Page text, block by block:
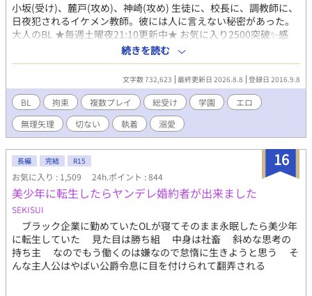
小坂(受け)、麓戸(攻め)、神崎(攻め) 生徒に、校長に、調教師に、
日夜犯されるイケメン教師。彼には人に言えない秘密があった。
大人のBL ★毎週土曜夜21:10更新中★ お気に入り2500突破✨感
謝。 連載9周年✨2016/9/8～ ・公開後も推敲しています。
★special thanks★ ◆ミヤセ様@3388se 表紙・挿絵（2021
年)◆ ◆枯無様 １頁漫画化(生徒編)(2021年)◆ ◆さやいんげん
様 現在プロの漫画家さんになられました！ 1頁漫画化
(2017/12/10)◆ ◆奏陽様 小坂先生のSS(2018年)◆ とりあえず
エ.....エロイです.....////ドMで気弱な小坂さん最高です！！！！プ
ライドは高いのに身体はエロイとかやばいっす！！！！(コタツ
様) /えむっけのイケメンってだけでも萌えるのに、妻子ある校長
先生っていうキャラとあの話し方、 素晴らしいです！！ (sethna
様) /耽美/切ない/シリアス/官能/羞恥/スカトロ/ドS/年の差/教師受
け/淫乱受け/SM/高校/学校/過去あり/溺愛/執着/総受け/R18/エ
ロ/ML/ヤンデレ/禁断/輪姦/玩具/女装/言葉責め/生徒会/モブ攻め/
モブレ/総受け/小スカ/大スカ/自慰/撮影/ 【登場人物】 小坂 愛出
人(こさか おでと）高校教師 ２年２組担任 27歳 神崎 総一
郎(かんざき そういちろう）校長 麓戸 遥斗(ろくと はると）
調教師 村田 悪照(むらた おてる）高2 ２組 宮本 桜児(みやも
と おうじ）高2 2組級長 水瀬 慈育(みなせ じいく)生徒会
長 高3 伊東 不離(いとう ふり)風紀委員長 高3 池井 櫂(い
続きを読む
文字数 732,623 最終更新日 2026.8.8 登録日 2016.9.8
BL 拘束 複数プレイ 総受け 学園
エロ
無理矢理
切ない 執着 溺愛
16
長編 完結 R15
お気に入り : 1,509 24h.ポイント : 844
美少年に転生したらヤンデレ婚約者が出来ました
SEKISUI
ブラック企業に勤めていたOLが寝てそのまま永眠したら美少年
に転生していた 見た目は勝ち組 中身は社畜 斜めな思考の
持ち主 なのでもう働くのは嫌なので怠惰に生きようと思う そ
んな主人公はやばい公爵令息に目を付けられて翻弄される